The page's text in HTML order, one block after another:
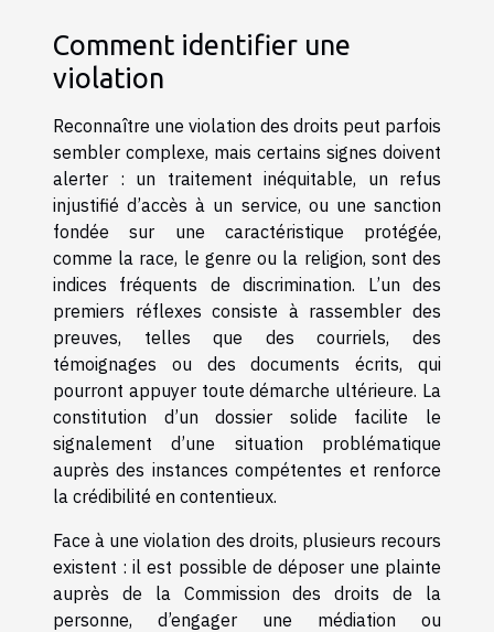
Comment identifier une
violation
Reconnaître une violation des droits peut parfois
sembler complexe, mais certains signes doivent
alerter : un traitement inéquitable, un refus
injustifié d’accès à un service, ou une sanction
fondée sur une caractéristique protégée,
comme la race, le genre ou la religion, sont des
indices fréquents de discrimination. L’un des
premiers réflexes consiste à rassembler des
preuves, telles que des courriels, des
témoignages ou des documents écrits, qui
pourront appuyer toute démarche ultérieure. La
constitution d’un dossier solide facilite le
signalement d’une situation problématique
auprès des instances compétentes et renforce
la crédibilité en contentieux.
Face à une violation des droits, plusieurs recours
existent : il est possible de déposer une plainte
auprès de la Commission des droits de la
personne, d’engager une médiation ou